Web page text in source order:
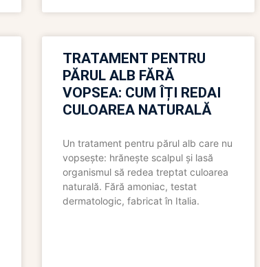
TRATAMENT PENTRU
PĂRUL ALB FĂRĂ
VOPSEA: CUM ÎȚI REDAI
CULOAREA NATURALĂ
Un tratament pentru părul alb care nu
vopsește: hrănește scalpul și lasă
organismul să redea treptat culoarea
naturală. Fără amoniac, testat
dermatologic, fabricat în Italia.